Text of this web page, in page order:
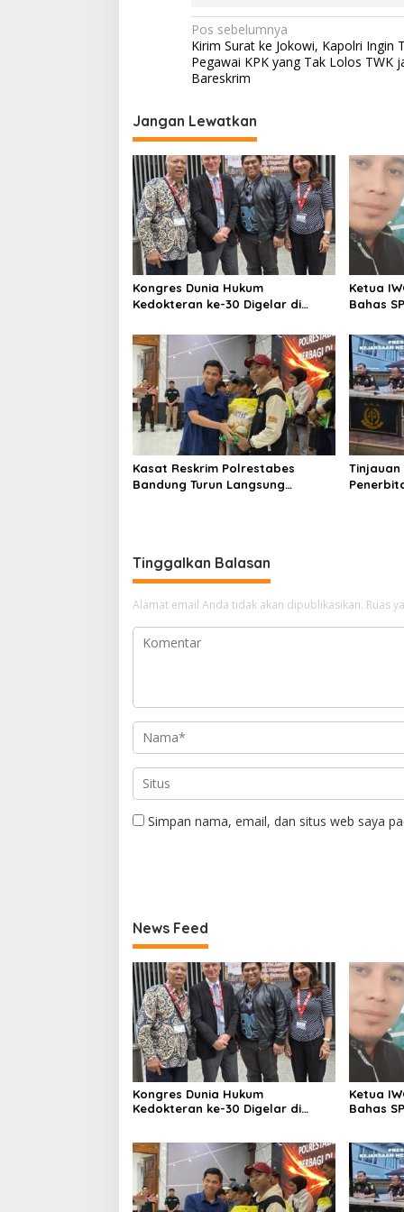
N
a
v
i
g
a
s
i
p
o
s
Pos sebelumnya
Kirim Surat ke Jokowi, Kapolri Ingin
Pegawai KPK yang Tak Lolos TWK
Bareskrim
Jangan Lewatkan
Kongres Dunia Hukum
Kedokteran ke-30 Digelar di
Tantangan Global Kesehatan
Ketua
Bahas
Kasat Reskrim Polrestabes
Bandung Turun Langsung
Tinjauan
Tinggalkan Balasan
Alamat email Anda tidak akan dipublikasikan. Ruas
Simpan nama, email, dan situs web saya
News Feed
Kongres Dunia Hukum
Kedokteran ke-30 Digelar di
Ketua
Bahas